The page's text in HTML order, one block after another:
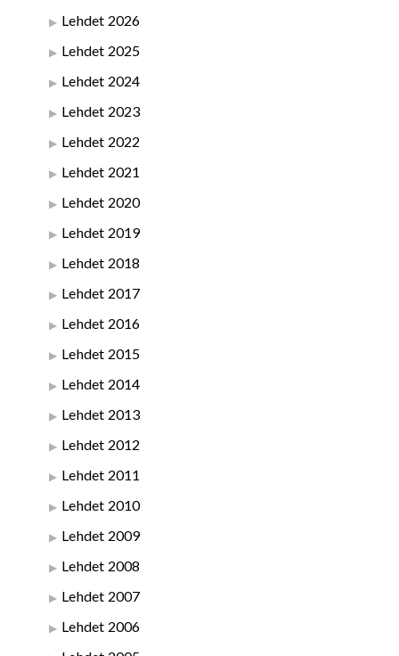
Lehdet 2026
Lehdet 2025
Lehdet 2024
Lehdet 2023
Lehdet 2022
Lehdet 2021
Lehdet 2020
Lehdet 2019
Lehdet 2018
Lehdet 2017
Lehdet 2016
Lehdet 2015
Lehdet 2014
Lehdet 2013
Lehdet 2012
Lehdet 2011
Lehdet 2010
Lehdet 2009
Lehdet 2008
Lehdet 2007
Lehdet 2006